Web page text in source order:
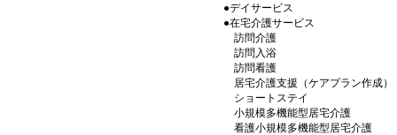
●デイサービス
●在宅介護サービス
訪問介護
訪問入浴
訪問看護
居宅介護支援（ケアプラン作成）
ショートステイ
小規模多機能型居宅介護
看護小規模多機能型居宅介護